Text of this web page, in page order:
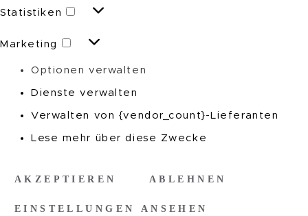
Statistiken
Statistiken
Marketing
Marketing
Optionen verwalten
Dienste verwalten
Verwalten von {vendor_count}-Lieferanten
Lese mehr über diese Zwecke
AKZEPTIEREN ABLEHNEN
EINSTELLUNGEN ANSEHEN